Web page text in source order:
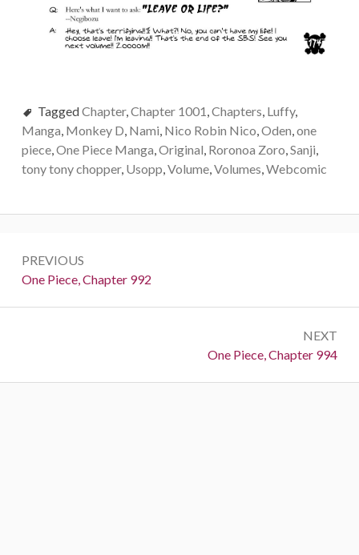
TaggedChapter, Chapter 1001 Chapters Luffy,
Manga Monkey D Nami Nico Robin Nico Oden one
piece, One Piece Manga Original Roronoa Zoro Sanji
tony tony chopper, Usopp Volume, Volumes Webcomic
navigation
PREVIOUS
Previous:
One Piece, Chapter 992
NEXT
Next:
One Piece, Chapter 994